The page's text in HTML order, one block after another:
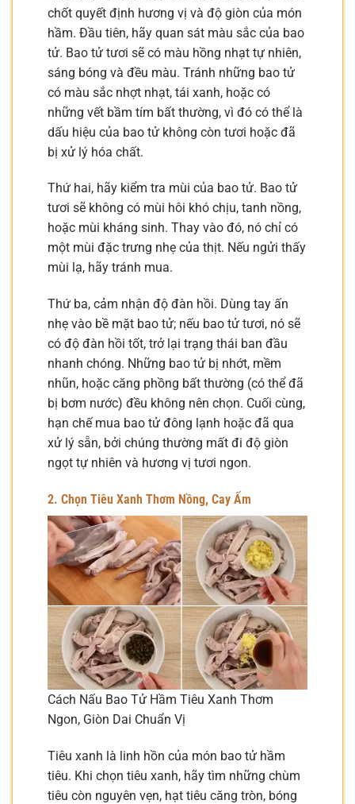
chốt quyết định hương vị và độ giòn của món
hầm. Đầu tiên, hãy quan sát màu sắc của bao
tử. Bao tử tươi sẽ có màu hồng nhạt tự nhiên,
sáng bóng và đều màu. Tránh những bao tử
có màu sắc nhợt nhạt, tái xanh, hoặc có
những vết bầm tím bất thường, vì đó có thể là
dấu hiệu của bao tử không còn tươi hoặc đã
bị xử lý hóa chất.
Thứ hai, hãy kiểm tra mùi của bao tử. Bao tử
tươi sẽ không có mùi hôi khó chịu, tanh nồng,
hoặc mùi kháng sinh. Thay vào đó, nó chỉ có
một mùi đặc trưng nhẹ của thịt. Nếu ngửi thấy
mùi lạ, hãy tránh mua.
Thứ ba, cảm nhận độ đàn hồi. Dùng tay ấn
nhẹ vào bề mặt bao tử; nếu bao tử tươi, nó sẽ
có độ đàn hồi tốt, trở lại trạng thái ban đầu
nhanh chóng. Những bao tử bị nhớt, mềm
nhũn, hoặc căng phồng bất thường (có thể đã
bị bơm nước) đều không nên chọn. Cuối cùng,
hạn chế mua bao tử đông lạnh hoặc đã qua
xử lý sẵn, bởi chúng thường mất đi độ giòn
ngọt tự nhiên và hương vị tươi ngon.
2. Chọn Tiêu Xanh Thơm Nồng, Cay Ấm
Cách Nấu Bao Tử Hầm Tiêu Xanh Thơm
Ngon, Giòn Dai Chuẩn Vị
Tiêu xanh là linh hồn của món bao tử hầm
tiêu. Khi chọn tiêu xanh, hãy tìm những chùm
tiêu còn nguyên vẹn, hạt tiêu căng tròn, bóng